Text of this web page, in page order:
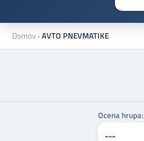
Domov ›AVTO PNEVMATIKE
Ocena hrupa: